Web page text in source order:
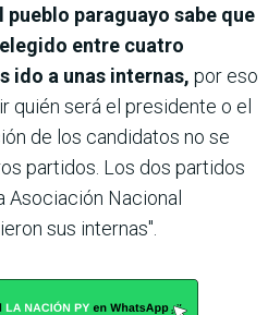
pueblo paraguayo sabe que
entre cuatro
ido a unas internas, por eso
quién será el presidente o el
de los candidatos no se
partidos. Los dos partidos
Asociación Nacional
sus internas".